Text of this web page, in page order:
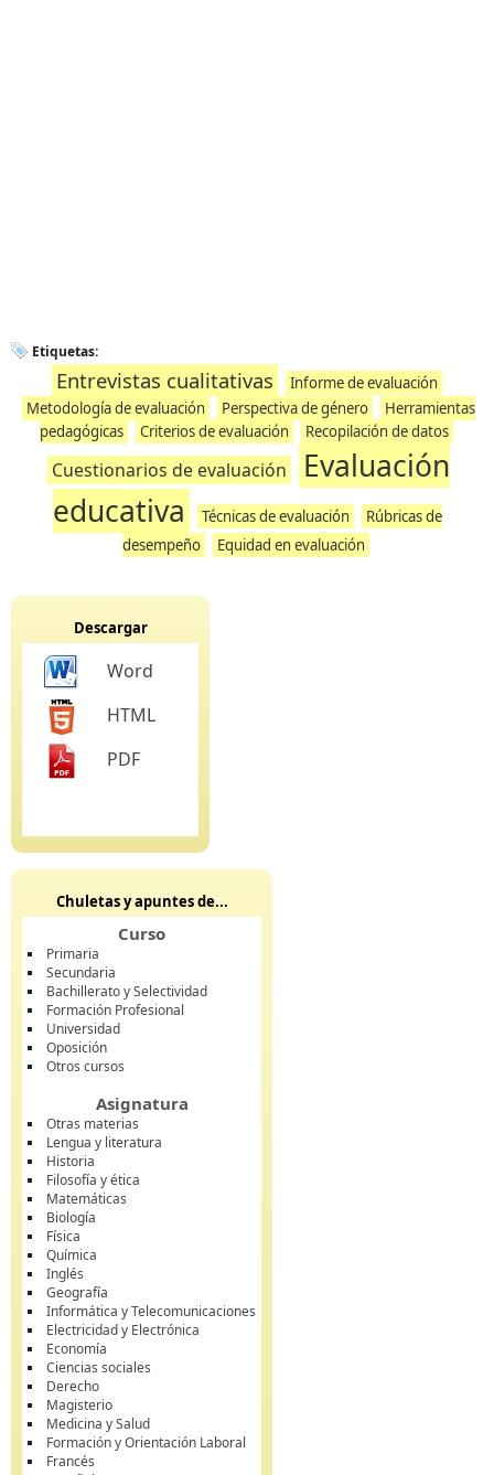
Etiquetas:
Entrevistas cualitativas
Informe de evaluación
Metodología de evaluación
Perspectiva de género
Herramientas
pedagógicas
Criterios de evaluación Recopilación de datos
Cuestionarios de evaluación
Evaluación
educativa
Técnicas de evaluación
Rúbricas de
desempeño
Equidad en evaluación
Descargar
Word
HTML
PDF
Chuletas y apuntes de...
Curso
Primaria
Secundaria
Bachillerato y Selectividad
Formación Profesional
Universidad
Oposición
Otros cursos
Asignatura
Otras materias
Lengua y literatura
Historia
Filosofía y ética
Matemáticas
Biología
Física
Química
Inglés
Geografía
Informática y Telecomunicaciones
Electricidad y Electrónica
Economía
Ciencias sociales
Derecho
Magisterio
Medicina y Salud
Formación y Orientación Laboral
Francés